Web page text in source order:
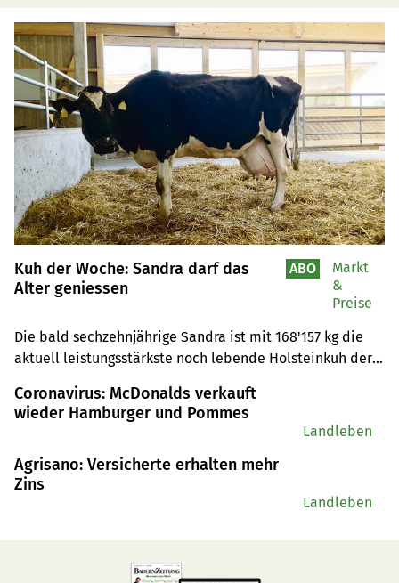
Kuh der Woche: Sandra darf das
Alter geniessen
Die bald sechzehnjährige Sandra ist mit 168'157 kg die
aktuell leistungsstärkste noch lebende Holsteinkuh der
ABO
Markt
&
Preise
Coronavirus: McDonalds verkauft
wieder Hamburger und Pommes
Landleben
Agrisano: Versicherte erhalten mehr
Zins
Landleben